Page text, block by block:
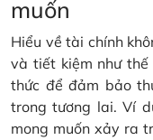
muốn
Hiểu về tài chính
và tiết kiệm như thế
thức để đảm bảo
trong tương lai. Ví
mong muốn xảy ra